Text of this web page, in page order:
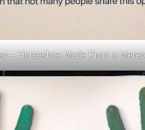
– Horseshoe Made From a